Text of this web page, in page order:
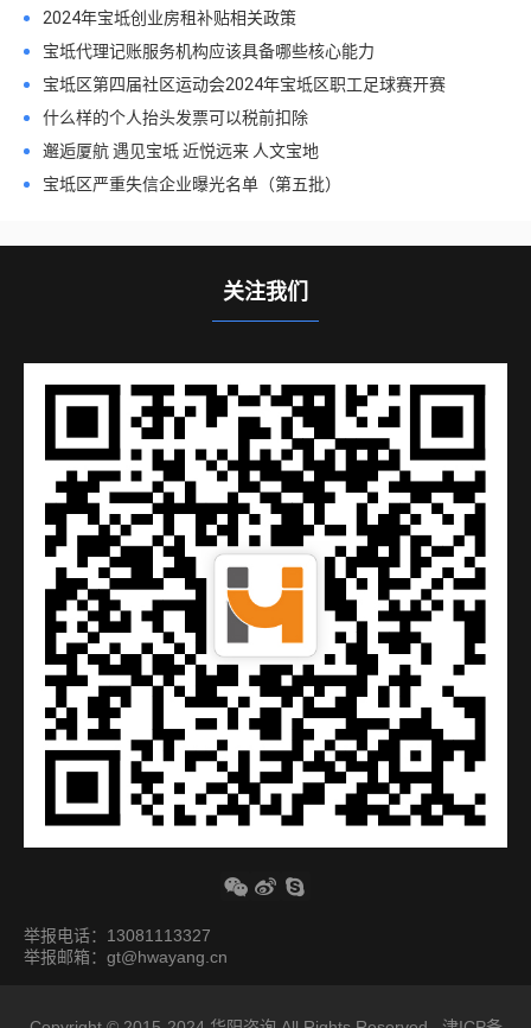
2024年宝坻创业房租补贴相关政策
宝坻代理记账服务机构应该具备哪些核心能力
宝坻区第四届社区运动会2024年宝坻区职工足球赛开赛
什么样的个人抬头发票可以税前扣除
邂逅厦航 遇见宝坻 近悦远来 人文宝地
宝坻区严重失信企业曝光名单（第五批）
关注我们
举报电话：13081113327
举报邮箱：gt@hwayang.cn